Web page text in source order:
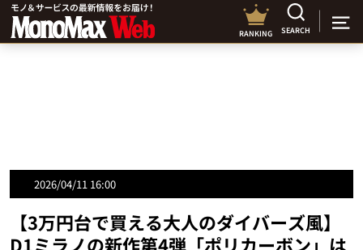
RANKING SEARCH
2026/04/11 16:00
【3万円台で買える大人のダイバーズ風】
D1ミラノの新作第4弾「ポリカーボン」は